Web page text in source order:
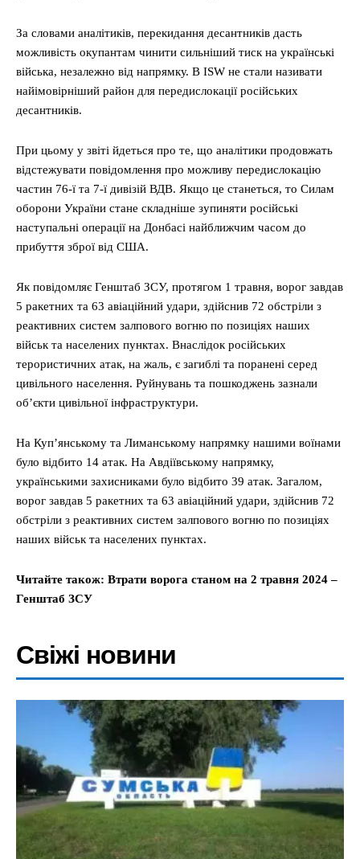
За словами аналітиків, перекидання десантників дасть
можливість окупантам чинити сильніший тиск на українські
війська, незалежно від напрямку. В ISW не стали називати
найімовірніший район для передислокації російських
десантників.
При цьому у звіті йдеться про те, що аналітики продовжать
відстежувати повідомлення про можливу передислокацію
частин 76-ї та 7-ї дивізій ВДВ. Якщо це станеться, то Силам
оборони України стане складніше зупиняти російські
наступальні операції на Донбасі найближчим часом до
прибуття зброї від США.
Як повідомляє Генштаб ЗСУ, протягом 1 травня, ворог завдав
5 ракетних та 63 авіаційний удари, здійснив 72 обстріли з
реактивних систем залпового вогню по позиціях наших
військ та населених пунктах. Внаслідок російських
терористичних атак, на жаль, є загиблі та поранені серед
цивільного населення. Руйнувань та пошкоджень зазнали
об’єкти цивільної інфраструктури.
На Куп’янському та Лиманському напрямку нашими воїнами
було відбито 14 атак. На Авдіївському напрямку,
українськими захисниками було відбито 39 атак. Загалом,
ворог завдав 5 ракетних та 63 авіаційний удари, здійснив 72
обстріли з реактивних систем залпового вогню по позиціях
наших військ та населених пунктах.
Читайте також: Втрати ворога станом на 2 травня 2024 –
Генштаб ЗСУ
Свіжі новини